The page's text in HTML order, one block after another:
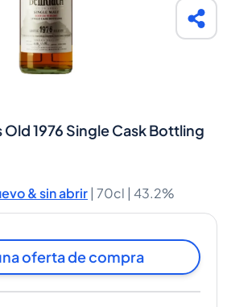
Old 1976 Single Cask Bottling
& sin abrir | 70cl | 43.2%
oferta de compra